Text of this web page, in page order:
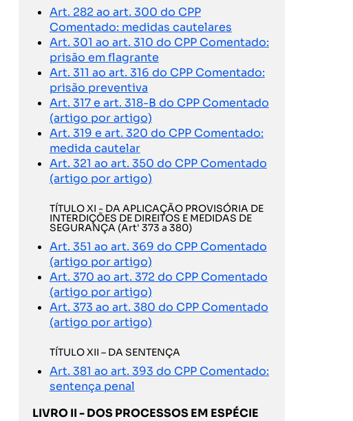
Art. 282 ao art. 300 do CPP
Comentado: medidas cautelares
Art. 301 ao art. 310 do CPP Comentado:
prisão em flagrante
Art. 311 ao art. 316 do CPP Comentado:
prisão preventiva
Art. 317 e art. 318-B do CPP Comentado
(artigo por artigo)
Art. 319 e art. 320 do CPP Comentado:
medida cautelar
Art. 321 ao art. 350 do CPP Comentado
(artigo por artigo)
TÍTULO XI - DA APLICAÇÃO PROVISÓRIA DE
INTERDIÇÕES DE DIREITOS E MEDIDAS DE
SEGURANÇA (Art' 373 a 380)
Art. 351 ao art. 369 do CPP Comentado
(artigo por artigo)
Art. 370 ao art. 372 do CPP Comentado
(artigo por artigo)
Art. 373 ao art. 380 do CPP Comentado
(artigo por artigo)
TÍTULO XII – DA SENTENÇA
Art. 381 ao art. 393 do CPP Comentado:
sentença penal
LIVRO II - DOS PROCESSOS EM ESPÉCIE